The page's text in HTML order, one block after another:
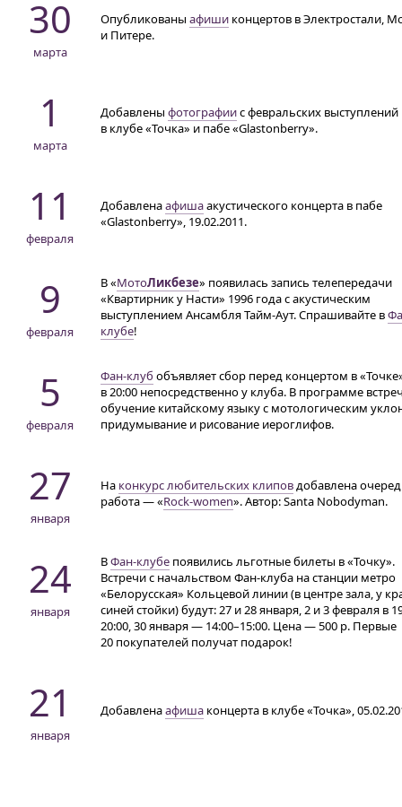
30
марта
Опубликованы афиши концертов в Электростали,
и Питере.
1
марта
Добавлены фотографиис февральских выступлений
в клубе «Точка» и пабе «Glastonberry».
11
февраля
Добавленаафишаакустического концерта в пабе
«Glastonberry», 19.02.2011.
9
февраля
В «МотоЛикбезе» появилась запись телепередачи
«Квартирник у Насти» 1996 года с акустическим
выступлением Ансамбля Тайм-Аут. Спрашивайте в
клубе!
5
февраля
Фан-клуб объявляет сбор перед концертом в
в 20:00 непосредственно у клуба. В программе
обучение китайскому языку с мотологическим
придумывание и рисование иероглифов.
27
января
На конкурс любительских клиповдобавлена
работа — «Rock-women». Автор: Santa Nobodyman.
24
января
ВФан-клубе появились льготные билеты в «Точку».
Встречи с начальством Фан-клуба на станции метро
«Белорусская» Кольцевой линии (в центре зала, у
синей стойки) будут: 27 и 28 января, 2 и 3 февраля в
20:00, 30 января — 14:00–15:00. Цена — 500 р. Первые
20 покупателей получат подарок!
21
января
Добавленаафиша концерта в клубе «Точка»,